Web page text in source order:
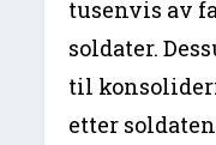
tusenvis av
soldater.
til
etter